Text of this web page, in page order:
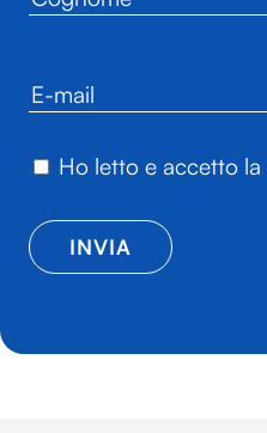
Ho letto e accetto la